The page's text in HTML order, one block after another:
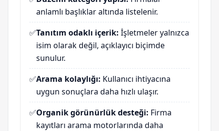
anlamlı başlıklar altında listelenir.
✅Tanıtım odaklı içerik: İşletmeler yalnızca
isim olarak değil, açıklayıcı biçimde
sunulur.
✅Arama kolaylığı: Kullanıcı ihtiyacına
uygun sonuçlara daha hızlı ulaşır.
✅Organik görünürlük desteği: Firma
kayıtları arama motorlarında daha